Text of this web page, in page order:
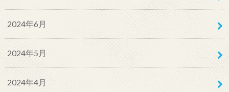
2024年6月
2024年5月
2024年4月